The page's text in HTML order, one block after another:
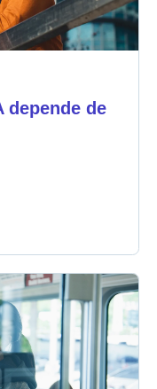
depende de